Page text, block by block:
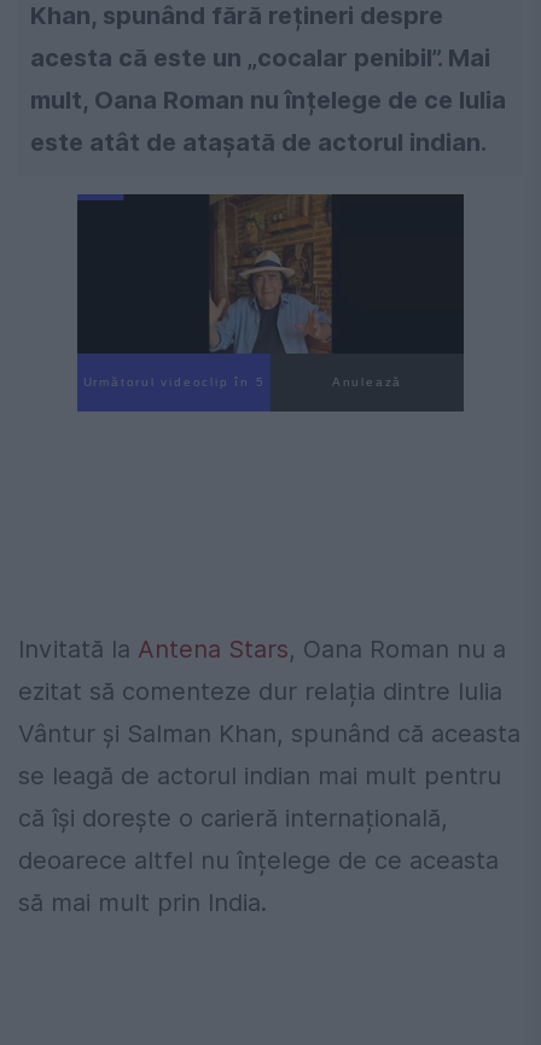
Khan, spunând fără rețineri despre
acesta că este un „cocalar penibil”. Mai
mult, Oana Roman nu înțelege de ce Iulia
este atât de atașată de actorul indian.
Următorul videoclip în 4 Anulează
Invitată la Antena Stars, Oana Roman nu a
ezitat să comenteze dur relația dintre Iulia
Vântur și Salman Khan, spunând că aceasta
se leagă de actorul indian mai mult pentru
că își dorește o carieră internațională,
deoarece altfel nu înțelege de ce aceasta
să mai mult prin India.